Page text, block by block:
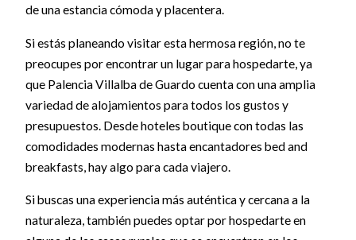
de una estancia cómoda y placentera.
Si estás planeando visitar esta hermosa región, no te
preocupes por encontrar un lugar para hospedarte, ya
que Palencia Villalba de Guardo cuenta con una amplia
variedad de alojamientos para todos los gustos y
presupuestos. Desde hoteles boutique con todas las
comodidades modernas hasta encantadores bed and
breakfasts, hay algo para cada viajero.
Si buscas una experiencia más auténtica y cercana a la
naturaleza, también puedes optar por hospedarte en